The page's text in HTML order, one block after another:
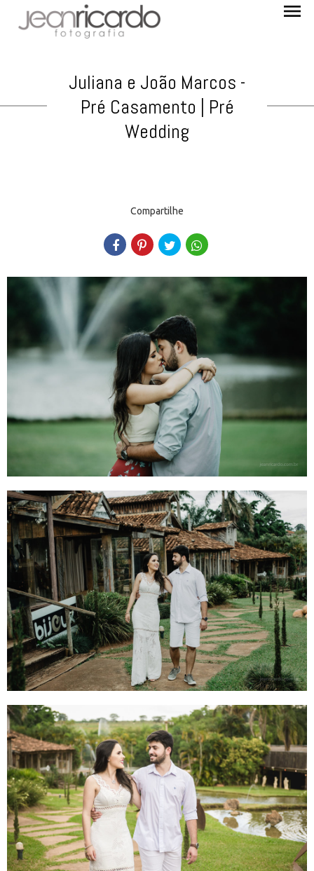
menu
Juliana e João Marcos -
Pré Casamento | Pré
Wedding
Compartilhe